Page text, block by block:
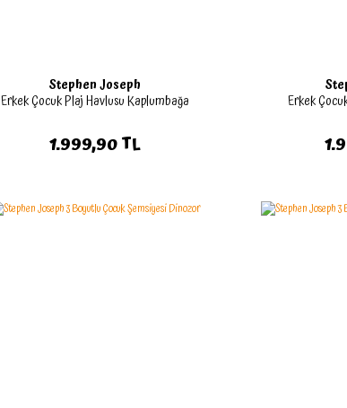
Stephen Joseph
Erkek Çocuk Plaj Havlusu Kaplumbağa
1.999,90 TL
Erkek